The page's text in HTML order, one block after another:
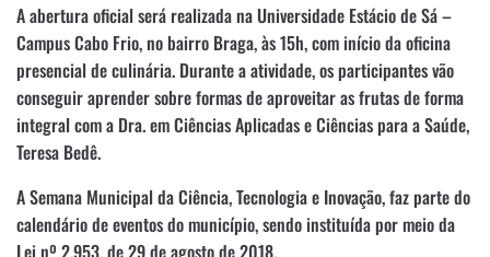
A abertura oficial será realizada na Universidade Estácio de Sá –
Campus Cabo Frio, no bairro Braga, às 15h, com início da oficina
presencial de culinária. Durante a atividade, os participantes vão
conseguir aprender sobre formas de aproveitar as frutas de forma
integral com a Dra. em Ciências Aplicadas e Ciências para a Saúde,
Teresa Bedê.
A Semana Municipal da Ciência, Tecnologia e Inovação, faz parte do
calendário de eventos do município, sendo instituída por meio da
Lei nº 2.953, de 29 de agosto de 2018.